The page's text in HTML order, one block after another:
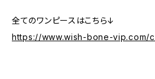
全てのワンピースはこちら↓
https://www.wish-bone-vip.com/